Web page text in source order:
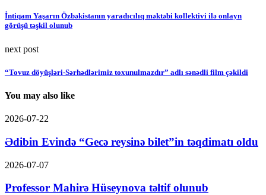
İntiqam Yaşarın Özbəkistanın yaradıcılıq məktəbi kollektivi ilə onlayn
görüşü təşkil olunub
next post
“Tovuz döyüşləri-Sərhədlərimiz toxunulmazdır” adlı sənədli film çəkildi
You may also like
2026-07-22
Ədibin Evində “Gecə reysinə bilet”in təqdimatı oldu
2026-07-07
Professor Mahirə Hüseynova təltif olunub